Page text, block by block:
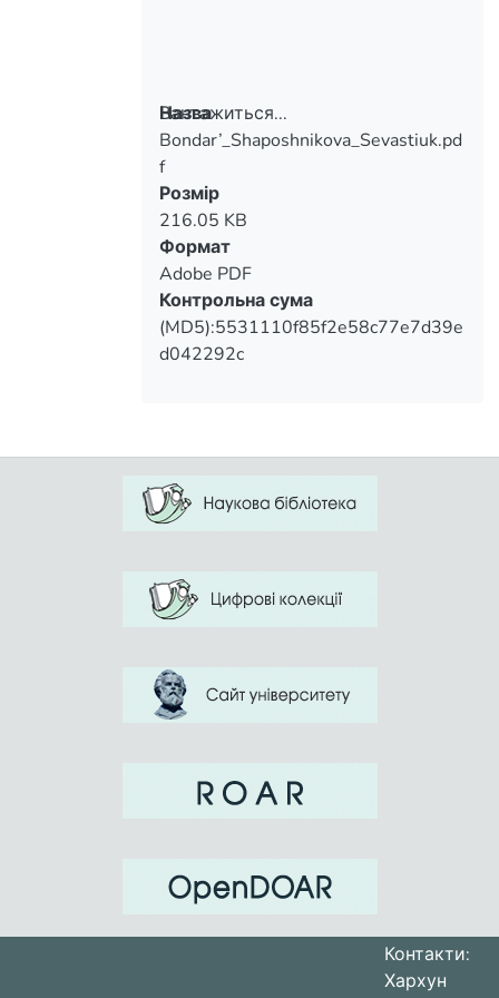
Вантажиться...
Вантажиться...
Назва
Bondar’_Shaposhnikova_Sevastiuk.pd
f
Розмір
216.05 KB
Формат
Adobe PDF
Контрольна сума
(MD5):5531110f85f2e58c77e7d39e
d042292c
Контакти:
Хархун